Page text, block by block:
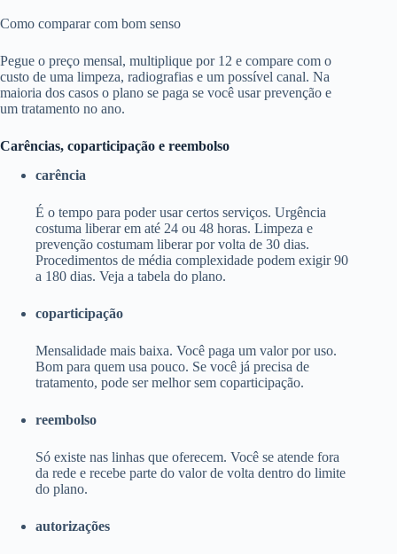
Como comparar com bom senso
Pegue o preço mensal, multiplique por 12 e compare com o
custo de uma limpeza, radiografias e um possível canal. Na
maioria dos casos o plano se paga se você usar prevenção e
um tratamento no ano.
Carências, coparticipação e reembolso
carência
É o tempo para poder usar certos serviços. Urgência
costuma liberar em até 24 ou 48 horas. Limpeza e
prevenção costumam liberar por volta de 30 dias.
Procedimentos de média complexidade podem exigir 90
a 180 dias. Veja a tabela do plano.
coparticipação
Mensalidade mais baixa. Você paga um valor por uso.
Bom para quem usa pouco. Se você já precisa de
tratamento, pode ser melhor sem coparticipação.
reembolso
Só existe nas linhas que oferecem. Você se atende fora
da rede e recebe parte do valor de volta dentro do limite
do plano.
autorizações